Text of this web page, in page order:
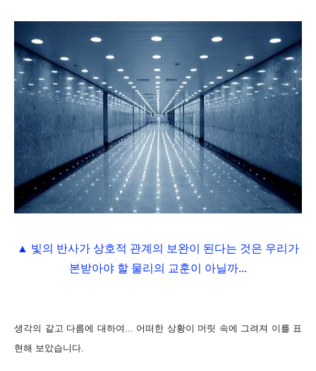
▲ 빛의 반사가 상호적 관계의 보완이 된다는 것은 우리가
본받아야 할 물리의 교훈이 아닐까...
생각의 같고 다름에 대하여 ... 어떠한 상황이 머릿 속에 그려져 이를 표
현해 보았습니다.